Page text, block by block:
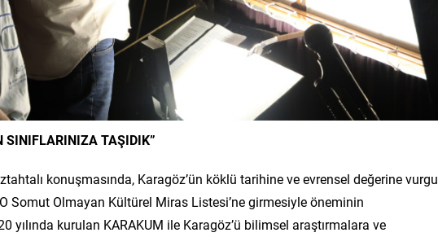
SINIFLARINIZA TAŞIDIK”
konuşmasında, Karagöz’ün köklü tarihine ve evrensel değerine vurgu
Somut Olmayan Kültürel Miras Listesi’ne girmesiyle öneminin
yılında kurulan KARAKUM ile Karagöz’ü bilimsel araştırmalara ve